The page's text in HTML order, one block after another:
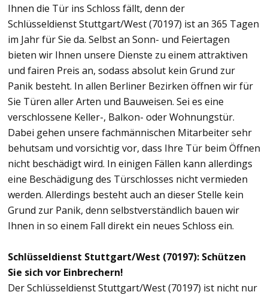
Ihnen die Tür ins Schloss fällt, denn der
Schlüsseldienst Stuttgart/West (70197) ist an 365 Tagen
im Jahr für Sie da. Selbst an Sonn- und Feiertagen
bieten wir Ihnen unsere Dienste zu einem attraktiven
und fairen Preis an, sodass absolut kein Grund zur
Panik besteht. In allen Berliner Bezirken öffnen wir für
Sie Türen aller Arten und Bauweisen. Sei es eine
verschlossene Keller-, Balkon- oder Wohnungstür.
Dabei gehen unsere fachmännischen Mitarbeiter sehr
behutsam und vorsichtig vor, dass Ihre Tür beim Öffnen
nicht beschädigt wird. In einigen Fällen kann allerdings
eine Beschädigung des Türschlosses nicht vermieden
werden. Allerdings besteht auch an dieser Stelle kein
Grund zur Panik, denn selbstverständlich bauen wir
Ihnen in so einem Fall direkt ein neues Schloss ein.
Schlüsseldienst Stuttgart/West (70197): Schützen
Sie sich vor Einbrechern!
Der Schlüsseldienst Stuttgart/West (70197) ist nicht nur